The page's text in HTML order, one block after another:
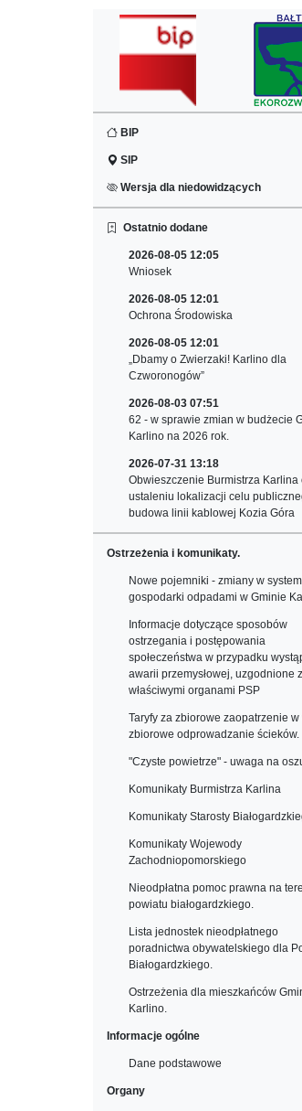
BIP
SIP
Wersja dla niedowidzących
Ostatnio dodane
2026-08-05 12:05
Wniosek
2026-08-05 12:01
Ochrona Środowiska
2026-08-05 12:01
„Dbamy o Zwierzaki! Karlino dla
Czworonogów”
2026-08-03 07:51
62 - w sprawie zmian w budżecie
Karlino na 2026 rok.
2026-07-31 13:18
Obwieszczenie Burmistrza Karlina
ustaleniu lokalizacji celu
budowa linii kablowej Kozia Góra
Ostrzeżenia i komunikaty.
Nowe pojemniki - zmiany w
gospodarki odpadami w Gminie
Informacje dotyczące sposobów
ostrzegania i postępowania
społeczeństwa w przypadku
awarii przemysłowej, uzgodnione z
właściwymi organami PSP
Taryfy za zbiorowe zaopatrzenie w
zbiorowe odprowadzanie ścieków.
"Czyste powietrze" - uwaga na
Komunikaty Burmistrza Karlina
Komunikaty Starosty
Komunikaty Wojewody
Zachodniopomorskiego
Nieodpłatna pomoc prawna na
powiatu białogardzkiego.
Lista jednostek nieodpłatnego
poradnictwa obywatelskiego dla
Białogardzkiego.
Ostrzeżenia dla mieszkańców
Karlino.
Informacje ogólne
Dane podstawowe
Organy